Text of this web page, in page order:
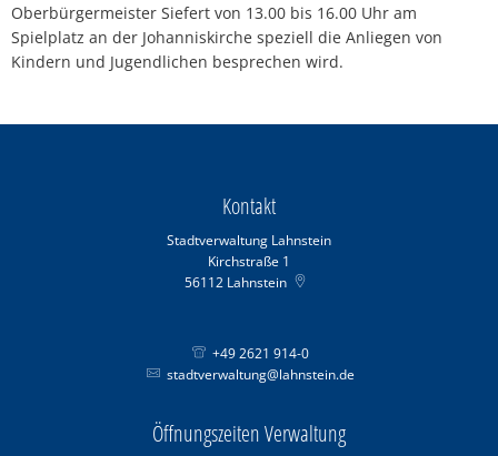
Oberbürgermeister Siefert von 13.00 bis 16.00 Uhr am
Spielplatz an der Johanniskirche speziell die Anliegen von
Kindern und Jugendlichen besprechen wird.
Kontakt
Stadtverwaltung Lahnstein
Kirchstraße 1
56112 Lahnstein
+49 2621 914-0
stadtverwaltung@lahnstein.de
Öffnungszeiten Verwaltung